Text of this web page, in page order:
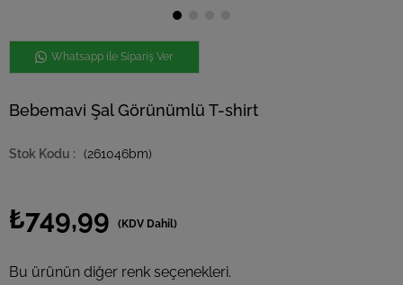
Whatsapp ile Sipariş Ver
Bebemavi Şal Görünümlü T-shirt
(261046bm)
₺749,99 (KDV Dahil)
Bu ürünün diğer renk seçenekleri.